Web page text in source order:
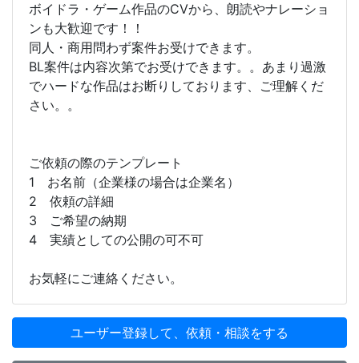
ボイドラ・ゲーム作品のCVから、朗読やナレーショ
ンも大歓迎です！！
同人・商用問わず案件お受けできます。
BL案件は内容次第でお受けできます。。あまり過激
でハードな作品はお断りしております、ご理解くだ
さい。。
ご依頼の際のテンプレート
1 お名前（企業様の場合は企業名）
2 依頼の詳細
3 ご希望の納期
4 実績としての公開の可不可
お気軽にご連絡ください。
ユーザー登録して、依頼・相談をする